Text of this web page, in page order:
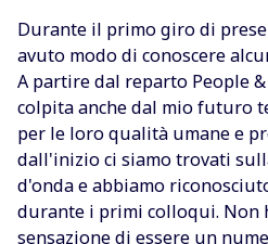
Durante il primo giro di
avuto modo di conoscere
A partire dal reparto People
colpita anche dal mio futuro
per le loro qualità umane e
dall'inizio ci siamo trovati
d'onda e abbiamo
durante i primi colloqui. Non
sensazione di essere un